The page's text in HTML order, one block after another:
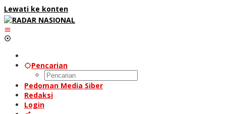
Lewati ke konten
Pencarian
Pedoman Media Siber
Redaksi
Login